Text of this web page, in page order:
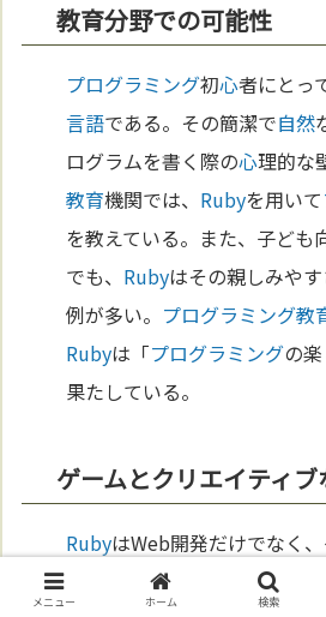
教育分野での可能性
プログラミング初心者にとっ
言語である。その簡潔で自然
ログラムを書く際の心理的な
教育機関では、 Rubyを用いて
を教えている。また、子ども
でも、 Rubyはその親しみや
例が多い。 プログラミング教
Rubyは「プログラミングの
果たしている。
ゲームとクリエイティ
RubyはWeb開発だけでなく
ブな分野にも進出している。
メニュー ホーム 検索